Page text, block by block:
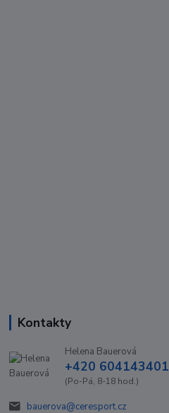
Kontakty
Helena Bauerová
+420 604143401
(Po-Pá, 8-18 hod.)
bauerova@ceresport.cz